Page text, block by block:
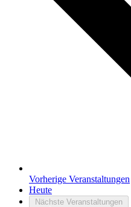
Vorherige Veranstaltungen
Heute
Nächste Veranstaltungen